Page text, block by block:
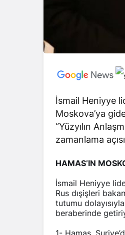
İsmail Heniyye
Moskova’ya
“Yüzyılın
zamanlama
HAMAS’IN
İsmail Heniyye
Rus dışişleri
tutumu
beraberinde
1- Hamas,